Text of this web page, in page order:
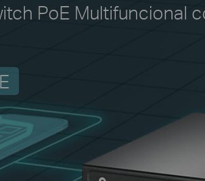
PoE Multifuncional